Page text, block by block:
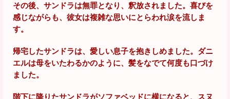
その後、サンドラは無罪となり、釈放されました。喜びを
感じながらも、彼女は複雑な思いにとらわれ涙を流しま
す。
帰宅したサンドラは、愛しい息子を抱きしめました。ダニ
エルは母をいたわるかのように、髪をなでて何度も口づけ
ました。
階下に降りたサンドラがソファベッドに横になると、スヌ